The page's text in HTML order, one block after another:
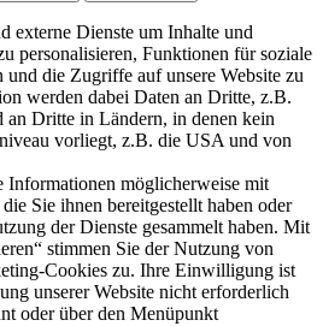
externe Dienste um Inhalte und
personalisieren, Funktionen für soziale
die Zugriffe auf unsere Website zu
werden dabei Daten an Dritte, z.B.
an Dritte in Ländern, in denen kein
vorliegt, z.B. die USA und von
Informationen möglicherweise mit
Sie ihnen bereitgestellt haben oder
der Dienste gesammelt haben. Mit
stimmen Sie der Nutzung von
Cookies zu. Ihre Einwilligung ist
unserer Website nicht erforderlich
oder über den Menüpunkt